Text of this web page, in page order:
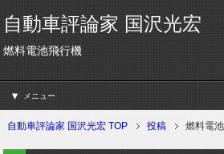
自動車評論家 国沢光宏
燃料電池飛行機
メニュー
自動車評論家 国沢光宏 TOP 投稿 燃料電